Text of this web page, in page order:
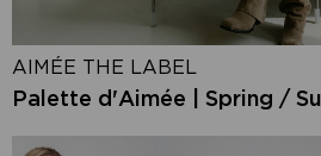
AIMÉE THE LABEL
Palette d'Aimée | Spring /